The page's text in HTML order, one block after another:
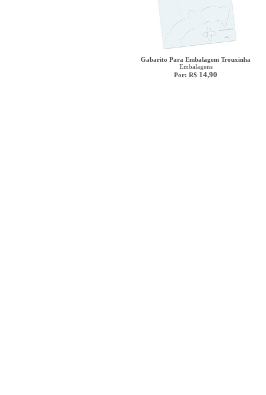
Gabarito Para Embalagem Trouxinha
Embalagens
Por: R$ 14,90